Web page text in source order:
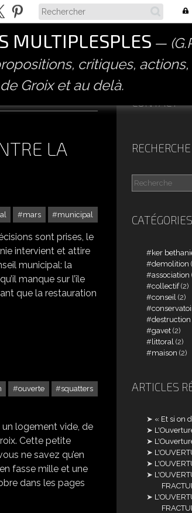
MULTIPLESPLES
critiques,
Groix et au delà.
LA
mars municipal
sont prises, le
intervient et attire
municipal: la
manque sur l’île
que la restauration
ouverte
squatters
logement vide, de
Cette petite
ne savez qu’en
fasse mille et une
dans les pages
CONTACT
RECHERCHE
CATÉGORIES
ker
demolition
association
collectif(2)
conseil (2)
destruction
gavet (2)
littoral (2)
maison (2)
ARTICLES
« Et si on